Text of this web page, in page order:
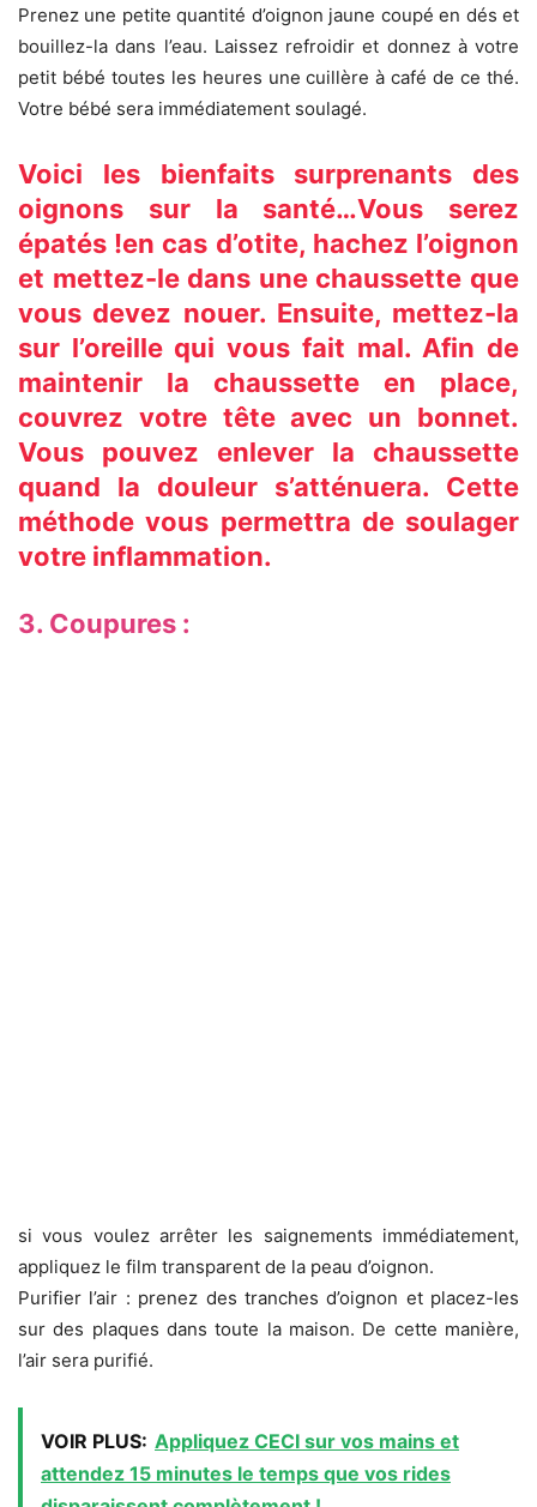
Prenez une petite quantité d’oignon jaune coupé en dés et
bouillez-la dans l’eau. Laissez refroidir et donnez à votre
petit bébé toutes les heures une cuillère à café de ce thé.
Votre bébé sera immédiatement soulagé.
Voici les bienfaits surprenants des
oignons sur la santé…Vous serez
épatés !en cas d’otite, hachez l’oignon
et mettez-le dans une chaussette que
vous devez nouer. Ensuite, mettez-la
sur l’oreille qui vous fait mal. Afin de
maintenir la chaussette en place,
couvrez votre tête avec un bonnet.
Vous pouvez enlever la chaussette
quand la douleur s’atténuera. Cette
méthode vous permettra de soulager
votre inflammation.
3. Coupures :
si vous voulez arrêter les saignements immédiatement,
appliquez le film transparent de la peau d’oignon.
Purifier l’air : prenez des tranches d’oignon et placez-les
sur des plaques dans toute la maison. De cette manière,
l’air sera purifié.
VOIR PLUS: Appliquez CECI sur vos mains et
attendez 15 minutes le temps que vos rides